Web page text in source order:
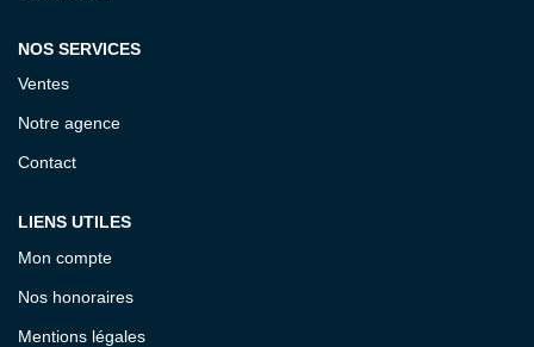
NOS SERVICES
Ventes
Notre agence
Contact
LIENS UTILES
Mon compte
Nos honoraires
Mentions légales